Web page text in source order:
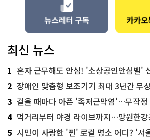
최신 뉴스
1 혼자 근무해도 안심! '소상공인안심벨'
2 장애인 맞춤형 보조기기 최대 3년간 무상 대
3 걸을 때마다 아픈 '족저근막염'…무작정 참지
4 먹거리부터 야경 라이브까지…망원한
5 시민이 사랑한 '찐' 로컬 명소 어디? '서울